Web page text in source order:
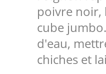
poivre noir,
cube
d'eau,
chiches et